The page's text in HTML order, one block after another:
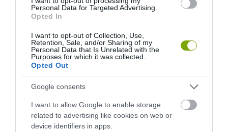
Personal Data for Targeted Advertising.
Opted In
I want to opt-out of Collection, Use,
Retention, Sale, and/or Sharing of my
Personal Data that Is Unrelated with the
Purposes for which it was collected.
Opted Out
Google consents
I want to allow Google to enable storage
related to advertising like cookies on web or
device identifiers in apps.
EGY TÖKÉLETES SZAMÓCAFAJTA A VILÁG LEGDRÁGÁBB
GYÜMÖLCSE